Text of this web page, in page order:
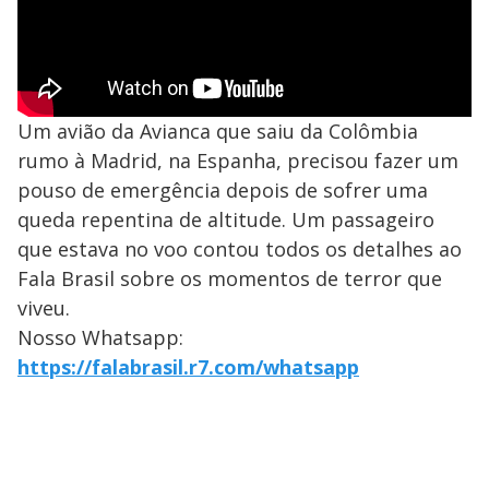
Um avião da Avianca que saiu da Colômbia
rumo à Madrid, na Espanha, precisou fazer um
pouso de emergência depois de sofrer uma
queda repentina de altitude. Um passageiro
que estava no voo contou todos os detalhes ao
Fala Brasil sobre os momentos de terror que
viveu.
Nosso Whatsapp:
https://falabrasil.r7.com/whatsapp